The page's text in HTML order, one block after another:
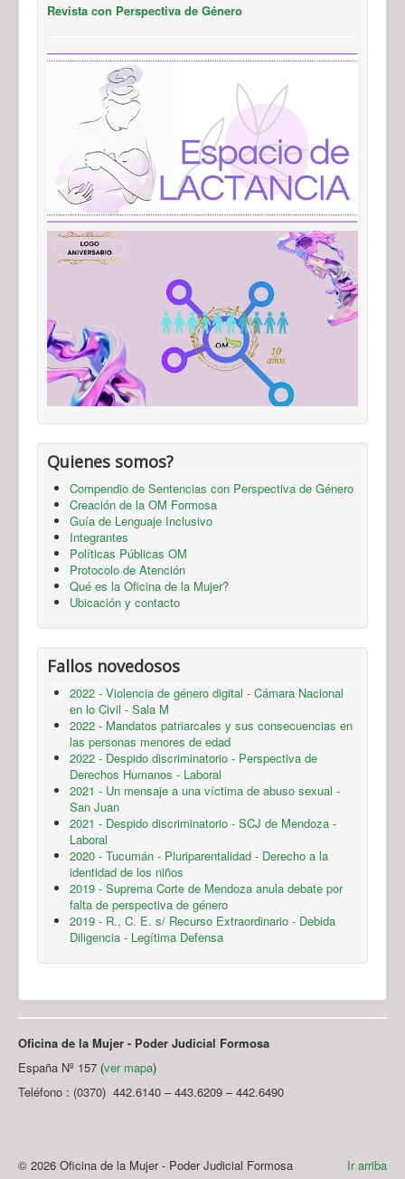
Revista con Perspectiva de Género
Quienes somos?
Compendio de Sentencias con Perspectiva de Género
Creación de la OM Formosa
Guía de Lenguaje Inclusivo
Integrantes
Políticas Públicas OM
Protocolo de Atención
Qué es la Oficina de la Mujer?
Ubicación y contacto
Fallos novedosos
2022 - Violencia de género digital - Cámara Nacional
en lo Civil - Sala M
2022 - Mandatos patriarcales y sus consecuencias en
las personas menores de edad
2022 - Despido discriminatorio - Perspectiva de
Derechos Humanos - Laboral
2021 - Un mensaje a una víctima de abuso sexual -
San Juan
2021 - Despido discriminatorio - SCJ de Mendoza -
Laboral
2020 - Tucumán - Pluriparentalidad - Derecho a la
identidad de los niños
2019 - Suprema Corte de Mendoza anula debate por
falta de perspectiva de género
2019 - R., C. E. s/ Recurso Extraordinario - Debida
Diligencia - Legítima Defensa
Oficina de la Mujer - Poder Judicial Formosa
España Nº 157 (ver mapa)
Teléfono : (0370) 442.6140 – 443.6209 – 442.6490
Ir arriba
© 2026 Oficina de la Mujer - Poder Judicial Formosa